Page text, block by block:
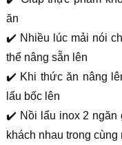
ăn
✔️ Nhiều lúc mải nói
thể nâng sẵn lên
✔️ Khi thức ăn nâng
lẩu bốc lên
✔️ Nồi lẩu inox 2
khách nhau trong cùng